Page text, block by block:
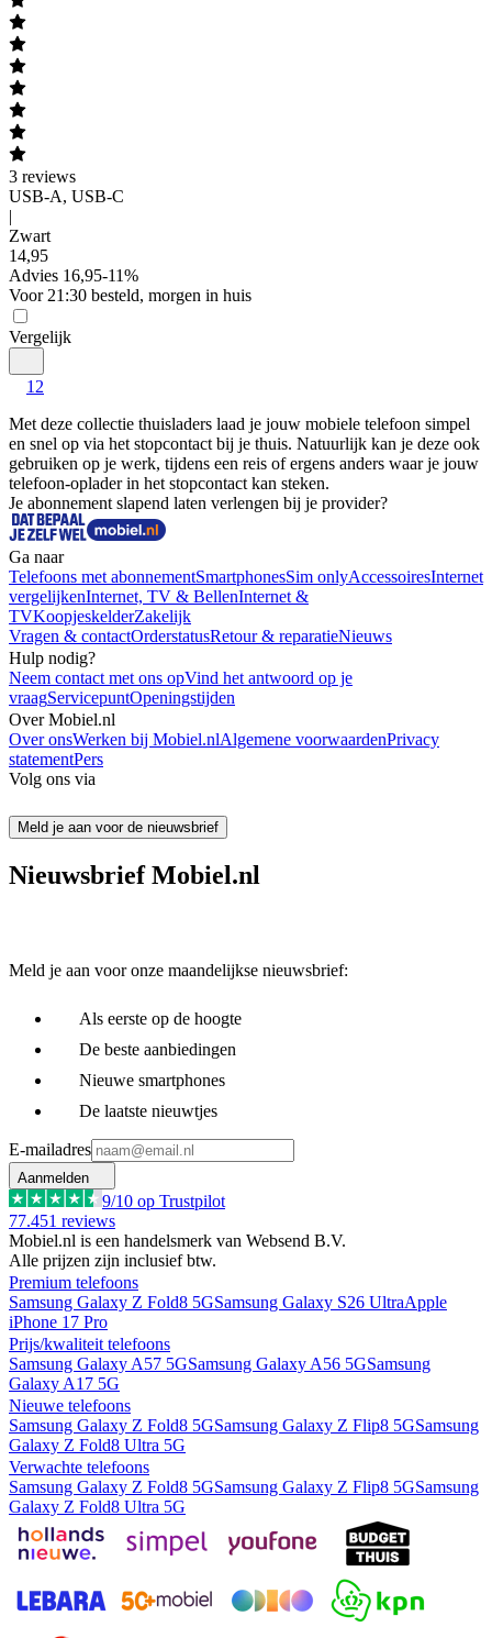
3 reviews
USB-A, USB-C
|
Zwart
14,95
Advies 16,95-11%
Voor 21:30 besteld, morgen in huis
Vergelijk
1 2
Met deze collectie thuisladers laad je jouw mobiele telefoon simpel
en snel op via het stopcontact bij je thuis. Natuurlijk kan je deze ook
gebruiken op je werk, tijdens een reis of ergens anders waar je jouw
telefoon-oplader in het stopcontact kan steken.
Je abonnement slapend laten verlengen bij je provider?
Ga naar
Telefoons met abonnementSmartphonesSim onlyAccessoiresInternet
vergelijkenInternet, TV & BellenInternet &
TVKoopjeskelderZakelijk
Vragen & contactOrderstatusRetour & reparatieNieuws
Hulp nodig?
Neem contact met ons opVind het antwoord op je
vraagServicepuntOpeningstijden
Over Mobiel.nl
Over onsWerken bij Mobiel.nlAlgemene voorwaardenPrivacy
statementPers
Volg ons via
Meld je aan voor de nieuwsbrief
Nieuwsbrief Mobiel.nl
Meld je aan voor onze maandelijkse nieuwsbrief:
Als eerste op de hoogte
De beste aanbiedingen
Nieuwe smartphones
De laatste nieuwtjes
E-mailadres
Aanmelden
9/10 op Trustpilot
77.451 reviews
Mobiel.nl is een handelsmerk van Websend B.V.
Alle prijzen zijn inclusief btw.
Premium telefoons
Samsung Galaxy Z Fold8 5GSamsung Galaxy S26 UltraApple
iPhone 17 Pro
Prijs/kwaliteit telefoons
Samsung Galaxy A57 5GSamsung Galaxy A56 5GSamsung
Galaxy A17 5G
Nieuwe telefoons
Samsung Galaxy Z Fold8 5GSamsung Galaxy Z Flip8 5GSamsung
Galaxy Z Fold8 Ultra 5G
Verwachte telefoons
Samsung Galaxy Z Fold8 5GSamsung Galaxy Z Flip8 5GSamsung
Galaxy Z Fold8 Ultra 5G